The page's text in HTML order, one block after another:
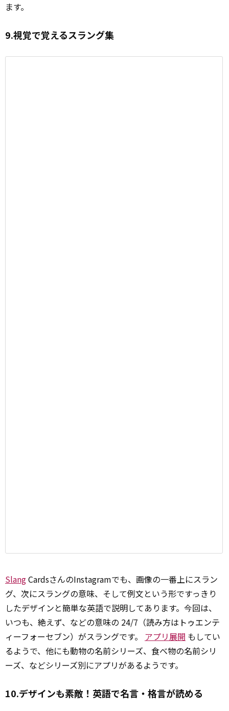
ます。
9.視覚で覚えるスラング集
SlangCardsさんのInstagramでも、画像の一番上にスラン
グ、次にスラングの意味、そして例文という形ですっきり
したデザインと簡単な英語で説明してあります。今回は、
いつも、絶えず、などの意味の 24/7（読み方はトゥエンテ
ィーフォーセブン）がスラングです。 アプリ展開 もしてい
るようで、他にも動物の名前シリーズ、食べ物の名前シリ
ーズ、などシリーズ別にアプリがあるようです。
10.デザインも素敵！英語で名言・格言が読める